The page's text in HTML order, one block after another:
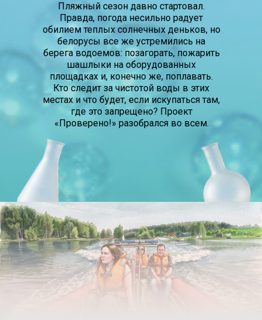
Пляжный сезон давно стартовал.
Правда, погода несильно радует
обилием теплых солнечных деньков, но
белорусы все же устремились на
берега водоемов: позагорать, пожарить
шашлыки на оборудованных
площадках и, конечно же, поплавать.
Кто следит за чистотой воды в этих
местах и что будет, если искупаться там,
где это запрещено? Проект
«Проверено!» разобрался во всем.